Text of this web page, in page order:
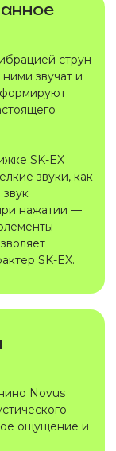
струн
звучат и
формируют
SK-EX
звуки, как
нажатии —
SK-EX.
Novus
ощущение и